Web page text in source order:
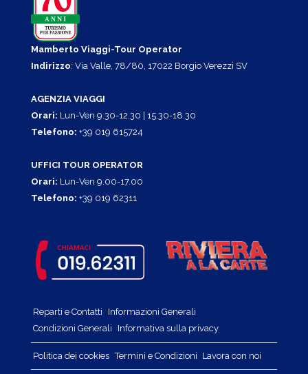
Mamberto Viaggi-Tour Operator
Indirizzo: Via Valle, 78/80, 17022 Borgio Verezzi SV
AGENZIA VIAGGI
Orari: Lun-Ven 9.30-12.30 | 15.30-18.30
Telefono: +39 019 615724
UFFICI TOUR OPERATOR
Orari: Lun-Ven 9.00-17.00
Telefono: +39 019 62311
Reparti e Contatti
Informazioni Generali
Condizioni Generali
Informativa sulla privacy
Politica dei cookies Termini e Condizioni Lavora con noi